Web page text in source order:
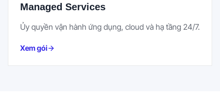
Managed Services
Ủy quyền vận hành ứng dụng, cloud và hạ tầng 24/7.
Xem gói